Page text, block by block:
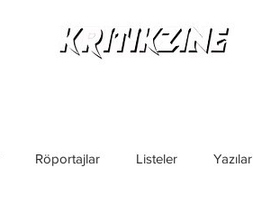
Röportajlar Listeler Yazılar